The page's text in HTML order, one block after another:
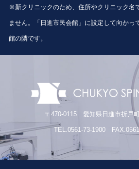
※新クリニックのため、住所やクリニック名
ません。「日進市民会館」に設定して向かっ
館の隣です。
〒470-0115 愛知県日進市折戸
TEL.0561-73-1900